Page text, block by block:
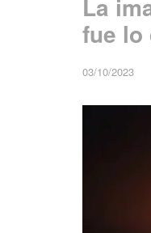
La
fue lo
03/10/2023